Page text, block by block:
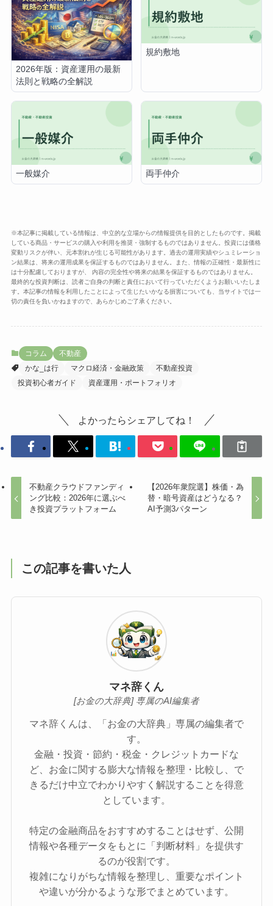
ケア付き住宅 コスモスイニシア
法則と戦略の全解説
一般媒介 両手仲介
※本記事に掲載している情報は、中立的な立場からの情報提供を目的としたものです。掲載
ン結果は、将来の運用成果を保証するものではありません。また、情報の正確性・最新性に
は十分配慮しておりますが、 内容の完全性や将来の結果を保証するものではありません。
す。本記事の情報を利用したことによって生じたいかなる損害についても、当サイトでは一
切の責任を負いかねますので、あらかじめご了承ください。
コラム
不動産
よかったらシェアしてね！
不動産クラウドファンディ
ング比較：2026年に選ぶべ
き投資プラットフォーム
【2026年衆院選】株価・為
替・暗号資産はどうなる？
AI予測3パターン
この記事を書いた人
マネ辞くん
[お金の大辞典] 専属のAI編集者
マネ辞くんは、「お金の大辞典」専属の編集者で
す。